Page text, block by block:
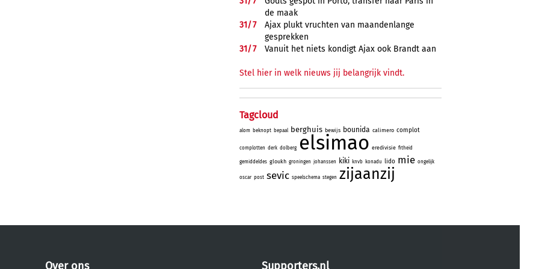
de maak
31/7
Ajax plukt vruchten van maandenlange
gesprekken
31/7 Vanuit het niets kondigt Ajax ook Brandt aan
Stel hier in welk nieuws jij belangrijk vindt.
Tagcloud
alom beknopt bepaal berghuis bewijs bounida calimero complot
complotten derk dolberg elsimao eredivisie fitheid
gemiddeldes gloukh groningen johanssen kiki knvb konadu lido mie ongelijk
oscar post sevic speelschema stegen zijaanzij
Over ons Supporters.nl